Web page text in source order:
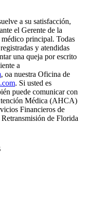
a su satisfacción,
el Gerente de la
principal. Todas
y atendidas
una queja por escrito
a
, oa nuestra Oficina de
. Si usted es
puede comunicar con
Médica (AHCA)
Financieros de
de Florida